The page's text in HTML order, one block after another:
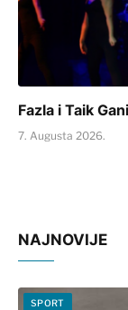
Fazla i Taik
7. Augusta 2026.
NAJNOVIJE
SPORT